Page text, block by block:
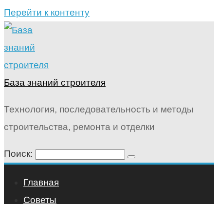
Перейти к контенту
База знаний строителя
Технология, последовательность и методы
строительства, ремонта и отделки
Поиск:
Главная
Советы